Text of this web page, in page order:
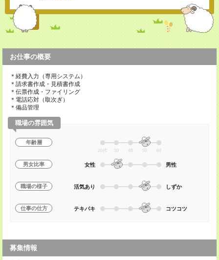
お仕事の概要
＊経費入力（専用システム）
＊請求書作成・見積書作成
＊伝票作成・ファイリング
＊電話応対（取次ぎ）
＊備品管理
職場の雰囲気
年齢層
20代 30 40 50 60
男女比率 女性 男性
職場の様子 活気あり しずか
仕事の仕方 テキパキ コツコツ
募集情報